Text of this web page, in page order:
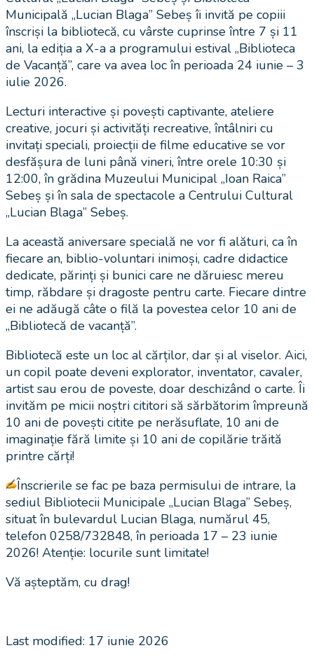
Municipală „Lucian Blaga” Sebeș îi invită pe copiii
înscriși la bibliotecă, cu vârste cuprinse între 7 și 11
ani, la ediția a X-a a programului estival „Biblioteca
de Vacanță”, care va avea loc în perioada 24 iunie – 3
iulie 2026.
Lecturi interactive și povești captivante, ateliere
creative, jocuri și activități recreative, întâlniri cu
invitați speciali, proiecții de filme educative se vor
desfășura de luni până vineri, între orele 10:30 și
12:00, în grădina Muzeului Municipal „Ioan Raica”
Sebeș și în sala de spectacole a Centrului Cultural
„Lucian Blaga” Sebeș.
La această aniversare specială ne vor fi alături, ca în
fiecare an, biblio-voluntari inimoși, cadre didactice
dedicate, părinți și bunici care ne dăruiesc mereu
timp, răbdare și dragoste pentru carte. Fiecare dintre
ei ne adăugă câte o filă la povestea celor 10 ani de
„Bibliotecă de vacanță”.
Bibliotecă este un loc al cărților, dar și al viselor. Aici,
un copil poate deveni explorator, inventator, cavaler,
artist sau erou de poveste, doar deschizând o carte. Îi
invităm pe micii noștri cititori să sărbătorim împreună
10 ani de povești citite pe nerăsuflate, 10 ani de
imaginație fără limite și 10 ani de copilărie trăită
printre cărți!
Înscrierile se fac pe baza permisului de intrare, la
sediul Bibliotecii Municipale „Lucian Blaga” Sebeș,
situat în bulevardul Lucian Blaga, numărul 45,
telefon 0258/732848, în perioada 17 – 23 iunie
2026! Atenție: locurile sunt limitate!
Vă așteptăm, cu drag!
Last modified: 17 iunie 2026